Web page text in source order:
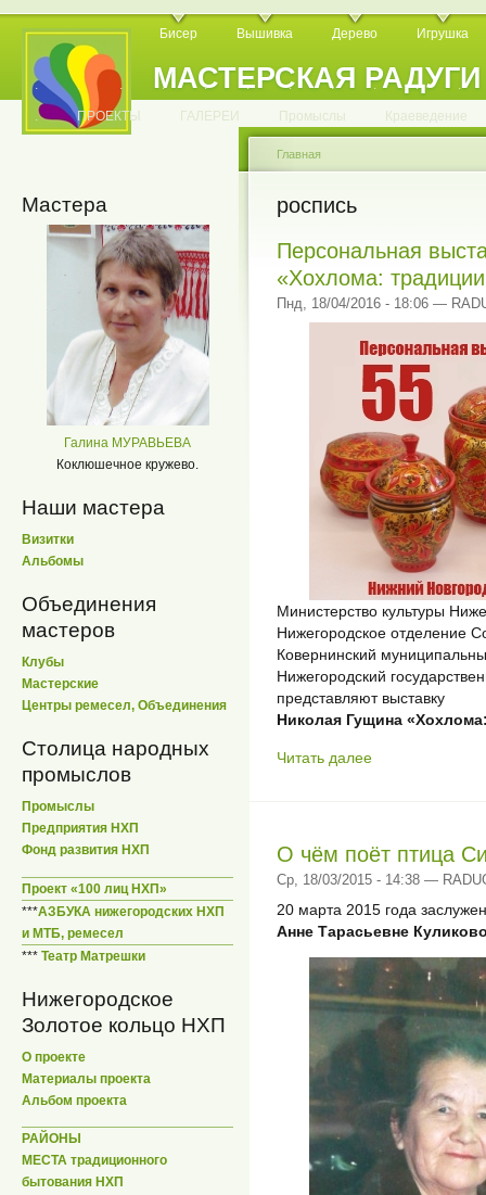
МАСТЕРСКАЯ РАДУГИ
Бисер Вышивка Дерево Игрушка
. . . . . . . . . . .
. ПРОЕКТЫ ГАЛЕРЕИ Промыслы Краеведение
Мастера
Галина МУРАВЬЕВА
Коклюшечное кружево.
Наши мастера
Визитки
Альбомы
Объединения
мастеров
Клубы
Мастерские
Центры ремесел, Объединения
Столица народных
промыслов
Промыслы
Предприятия НХП
Фонд развития НХП
Проект «100 лиц НХП»
***АЗБУКА нижегородских НХП
и МТБ, ремесел
*** Театр Матрешки
Нижегородское
Золотое кольцо НХП
О проекте
Материалы проекта
Альбом проекта
РАЙОНЫ
МЕСТА традиционного
бытования НХП
Главная
роспись
Персональная
«Хохлома:
Пнд, 18/04/2016 - 18:06 —
Министерство культуры
Нижегородское отделение
Ковернинский
Нижегородский
представляют выставку
Николая Гущина
Читать далее
О чём поёт птица
Ср, 18/03/2015 - 14:38 —
20 марта 2015 года
Анне Тарасьевне